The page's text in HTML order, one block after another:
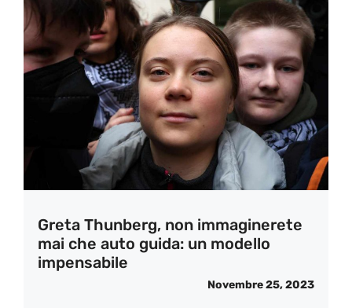
Greta Thunberg, non immaginerete
mai che auto guida: un modello
impensabile
Novembre 25, 2023